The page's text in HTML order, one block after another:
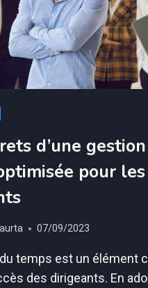
D’ENTREPRISE
d’une
pour les
07/09/2023
temps est un élément
des dirigeants. En